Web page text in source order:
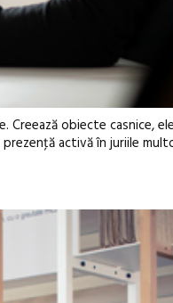
Creează obiecte casnice,
activă în juriile